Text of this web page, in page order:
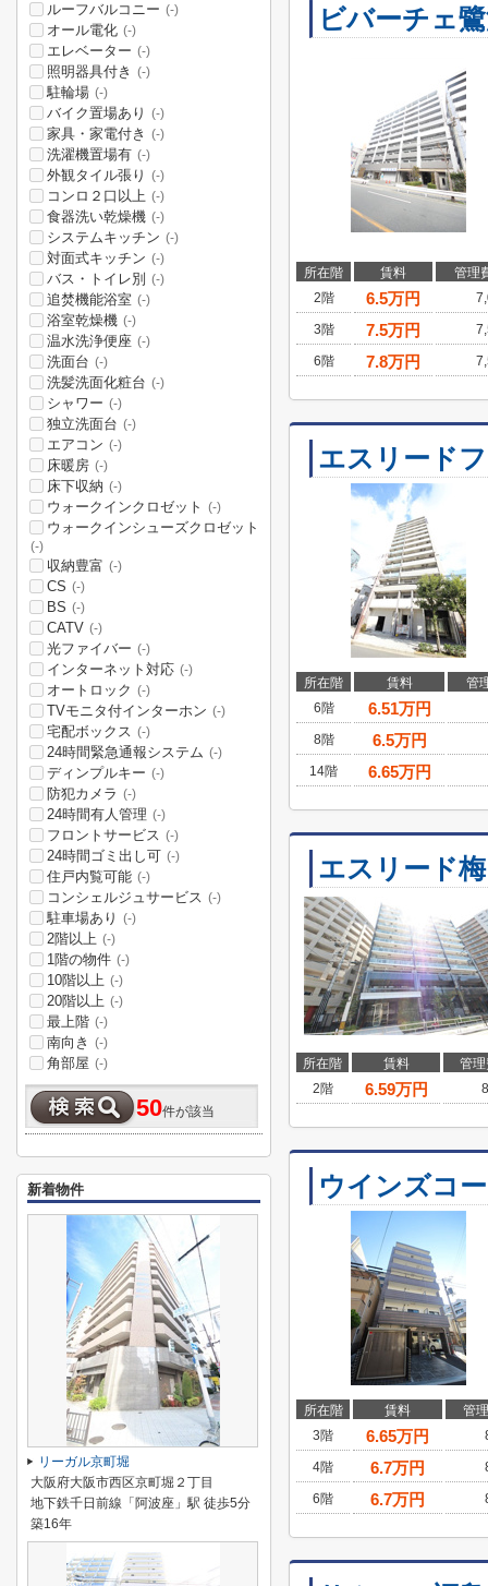
ビバーチェ
所在階 賃料
管理
2階
6.5万円
3階 7.5万円
6階 7.8万円
エスリード
所在階 賃料
管
6階
6.51万円
8階 6.5万円
14階 6.65万円
エスリード
所在階 賃料
管
2階
6.59万円
ウインズコ
所在階 賃料
管
3階
6.65万円
4階 6.7万円
6階 6.7万円
ルーフバルコニー (-)
オール電化 (-)
エレベーター (-)
照明器具付き (-)
駐輪場 (-)
バイク置場あり (-)
家具・家電付き (-)
洗濯機置場有 (-)
外観タイル張り (-)
コンロ２口以上 (-)
食器洗い乾燥機 (-)
システムキッチン (-)
対面式キッチン (-)
バス・トイレ別 (-)
追焚機能浴室 (-)
浴室乾燥機 (-)
温水洗浄便座 (-)
洗面台 (-)
洗髪洗面化粧台 (-)
シャワー (-)
独立洗面台 (-)
エアコン (-)
床暖房 (-)
床下収納 (-)
ウォークインクロゼット (-)
ウォークインシューズクロゼット
(-)
収納豊富 (-)
CS (-)
BS (-)
CATV (-)
光ファイバー (-)
インターネット対応 (-)
オートロック (-)
TVモニタ付インターホン (-)
宅配ボックス (-)
24時間緊急通報システム (-)
ディンプルキー (-)
防犯カメラ (-)
24時間有人管理 (-)
フロントサービス (-)
24時間ゴミ出し可 (-)
住戸内覧可能 (-)
コンシェルジュサービス (-)
駐車場あり (-)
2階以上 (-)
1階の物件 (-)
10階以上 (-)
20階以上 (-)
最上階 (-)
南向き (-)
角部屋 (-)
50件が該当
新着物件
リーガル京町堀
大阪府大阪市西区京町堀２丁目
地下鉄千日前線「阿波座」駅 徒歩5分
築16年